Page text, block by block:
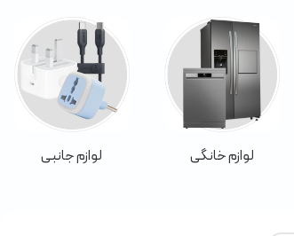
لوازم خانگی لوازم جانبی